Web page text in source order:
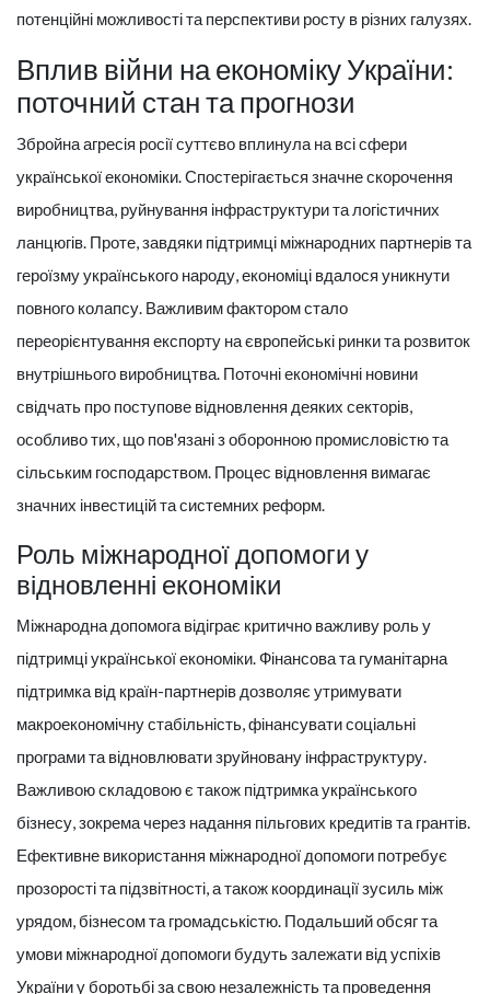
потенційні можливості та перспективи росту в різних галузях.
Вплив війни на економіку України:
поточний стан та прогнози
Збройна агресія росії суттєво вплинула на всі сфери
української економіки. Спостерігається значне скорочення
виробництва, руйнування інфраструктури та логістичних
ланцюгів. Проте, завдяки підтримці міжнародних партнерів та
героїзму українського народу, економіці вдалося уникнути
повного колапсу. Важливим фактором стало
переорієнтування експорту на європейські ринки та розвиток
внутрішнього виробництва. Поточні економічні новини
свідчать про поступове відновлення деяких секторів,
особливо тих, що пов'язані з оборонною промисловістю та
сільським господарством. Процес відновлення вимагає
значних інвестицій та системних реформ.
Роль міжнародної допомоги у
відновленні економіки
Міжнародна допомога відіграє критично важливу роль у
підтримці української економіки. Фінансова та гуманітарна
підтримка від країн-партнерів дозволяє утримувати
макроекономічну стабільність, фінансувати соціальні
програми та відновлювати зруйновану інфраструктуру.
Важливою складовою є також підтримка українського
бізнесу, зокрема через надання пільгових кредитів та грантів.
Ефективне використання міжнародної допомоги потребує
прозорості та підзвітності, а також координації зусиль між
урядом, бізнесом та громадськістю. Подальший обсяг та
умови міжнародної допомоги будуть залежати від успіхів
України у боротьбі за свою незалежність та проведення